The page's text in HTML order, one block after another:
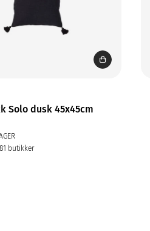
Solo dusk 45x45cm
butikker